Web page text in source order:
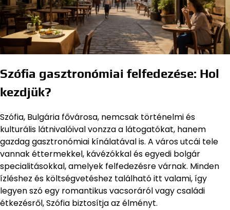
Szófia gasztronómiai felfedezése: Hol
kezdjük?
Szófia, Bulgária fővárosa, nemcsak történelmi és
kulturális látnivalóival vonzza a látogatókat, hanem
gazdag gasztronómiai kínálatával is. A város utcái tele
vannak éttermekkel, kávézókkal és egyedi bolgár
specialitásokkal, amelyek felfedezésre várnak. Minden
ízléshez és költségvetéshez található itt valami, így
legyen szó egy romantikus vacsoráról vagy családi
étkezésről, Szófia biztosítja az élményt.